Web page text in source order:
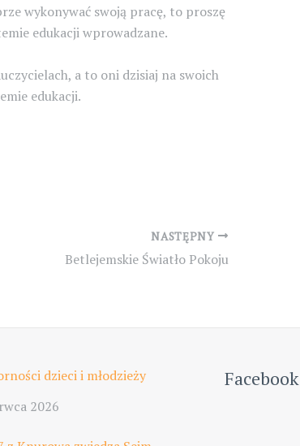
wykonywać swoją pracę, to proszę
edukacji wprowadzane.
a to oni dzisiaj na swoich
edukacji.
NASTĘPNY
Betlejemskie Światło Pokoju
dzieci i młodzieży
2026
Facebook